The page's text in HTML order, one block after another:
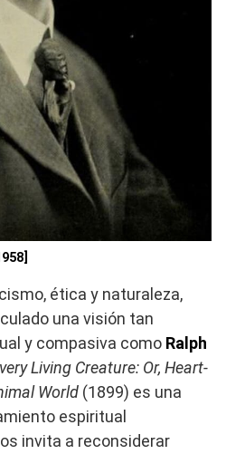
ética y naturaleza,
una visión tan
y compasiva como Ralph
Living Creature: Or, Heart-
World (1899) es una
espiritual
invita a reconsiderar